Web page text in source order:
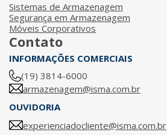
Sistemas de Armazenagem
Segurança em Armazenagem
Móveis Corporativos
Contato
INFORMAÇÕES COMERCIAIS
(19) 3814-6000
armazenagem@isma.com.br
OUVIDORIA
experienciadocliente@isma.com.br